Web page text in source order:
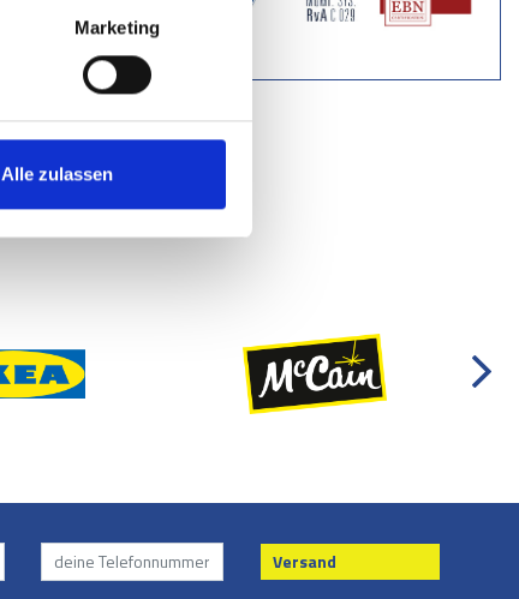
Marketing
Alle zulassen
Versand